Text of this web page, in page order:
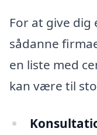
For at give dig
sådanne
en liste med
kan være til